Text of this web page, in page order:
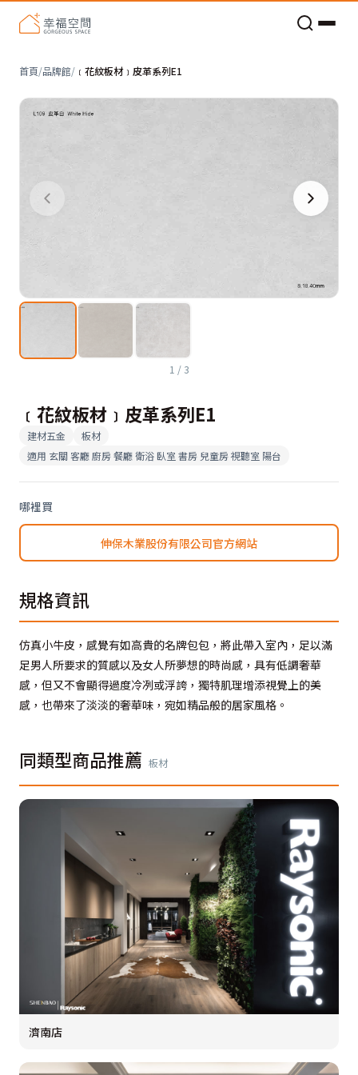
首頁/品牌館/ ﹝花紋板材﹞皮革系列E1
1 / 3
﹝花紋板材﹞皮革系列E1
建材五金
板材
適用 玄關 客廳 廚房 餐廳 衛浴 臥室 書房 兒童房 視聽室 陽台
哪裡買
伸保木業股份有限公司官方網站
規格資訊
仿真小牛皮，感覺有如高貴的名牌包包，將此帶入室內，足以滿
足男人所要求的質感以及女人所夢想的時尚感，具有低調奢華
感，但又不會顯得過度冷冽或浮誇，獨特肌理增添視覺上的美
感，也帶來了淡淡的奢華味，宛如精品般的居家風格。
同類型商品推薦 板材
濟南店